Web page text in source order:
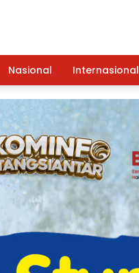
Nasional Internasional